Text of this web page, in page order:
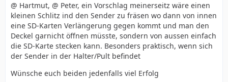
@ Hartmut, @ Peter, ein Vorschlag meinerseitz wäre einen
kleinen Schlitz ind den Sender zu fräsen wo dann von innen
eine SD-Karten Verlängerung gegen kommt und man den
Deckel garnicht öffnen müsste, sondern von aussen einfach
die SD-Karte stecken kann. Besonders praktisch, wenn sich
der Sender in der Halter/Pult befindet
Wünsche euch beiden jedenfalls viel Erfolg